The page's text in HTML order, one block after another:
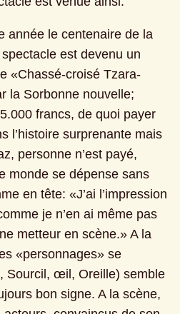
année le centenaire de la
est devenu un
«Chassé-croisé Tzara-
la Sorbonne nouvelle;
francs, de quoi payer
l’histoire surprenante mais
personne n’est payé,
monde se dépense sans
en tête: «J’ai l’impression
je n’en ai même pas
metteur en scène.» A la
«personnages» se
Sourcil, œil, Oreille) semble
bon signe. A la scène,